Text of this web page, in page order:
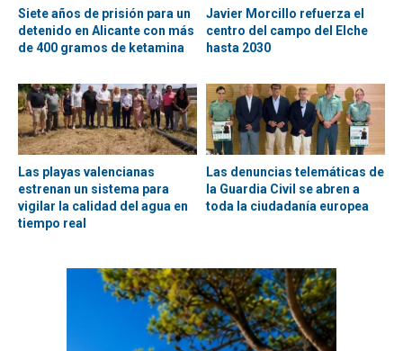
Siete años de prisión para un
detenido en Alicante con más
de 400 gramos de ketamina
Javier Morcillo refuerza el
centro del campo del Elche
hasta 2030
Las playas valencianas
estrenan un sistema para
vigilar la calidad del agua en
tiempo real
Las denuncias telemáticas de
la Guardia Civil se abren a
toda la ciudadanía europea